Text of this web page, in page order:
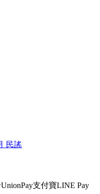
民謠
支付寶LINE Pay